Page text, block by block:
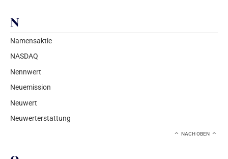
N
Namensaktie
NASDAQ
Nennwert
Neuemission
Neuwert
Neuwerterstattung
NACH OBEN